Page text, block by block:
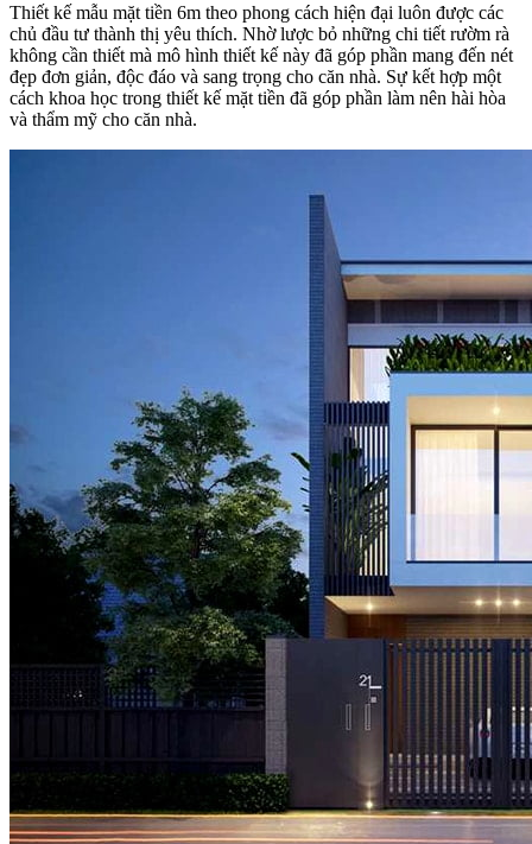
Thiết kế mẫu mặt tiền 6m theo phong cách hiện đại luôn được các
chủ đầu tư thành thị yêu thích. Nhờ lược bỏ những chi tiết rườm rà
không cần thiết mà mô hình thiết kế này đã góp phần mang đến nét
đẹp đơn giản, độc đáo và sang trọng cho căn nhà. Sự kết hợp một
cách khoa học trong thiết kế mặt tiền đã góp phần làm nên hài hòa
và thẩm mỹ cho căn nhà.